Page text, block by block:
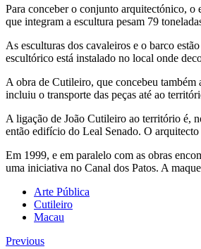
Para conceber o conjunto arquitectónico, o
que integram a escultura pesam 79
As esculturas dos cavaleiros e o barco
escultórico está instalado no local onde
A obra de Cutileiro, que concebeu também
incluiu o transporte das peças até ao
A ligação de João Cutileiro ao território é,
então edifício do Leal Senado. O
Em 1999, e em paralelo com as obras
uma iniciativa no Canal dos Patos. A
Arte Pública
Cutileiro
Macau
Previous